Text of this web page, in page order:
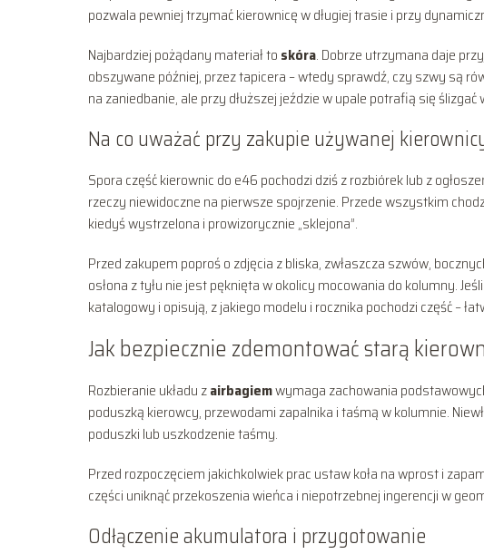
pozwala pewniej trzymać kierownicę w długiej trasie i przy
Najbardziej pożądany materiał to skóra. Dobrze utrzymana daje
obszywane później, przez tapicera – wtedy sprawdź, czy szwy są
na zaniedbanie, ale przy dłuższej jeździe w upale potrafią się ślizgać
Na co uważać przy zakupie używanej
Spora część kierownic do e46 pochodzi dziś z rozbiórek lub z
rzeczy niewidoczne na pierwsze spojrzenie. Przede wszystkim
kiedyś wystrzelona i prowizorycznie „sklejona”.
Przed zakupem poproś o zdjęcia z bliska, zwłaszcza szwów,
osłona z tyłu nie jest pęknięta w okolicy mocowania do kolumny.
katalogowy i opisują, z jakiego modelu i rocznika pochodzi część –
Jak bezpiecznie zdemontować starą
Rozbieranie układu zairbagiemwymaga zachowania
poduszką kierowcy, przewodami zapalnika i taśmą w kolumnie.
poduszki lub uszkodzenie taśmy.
Przed rozpoczęciem jakichkolwiek prac ustaw koła na wprost i
części uniknąć przekoszenia wieńca i niepotrzebnej ingerencji w
Odłączenie akumulatora i przygotowanie